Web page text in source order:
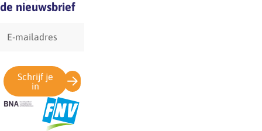
de nieuwsbrief
mailadres
Schrijf je
in